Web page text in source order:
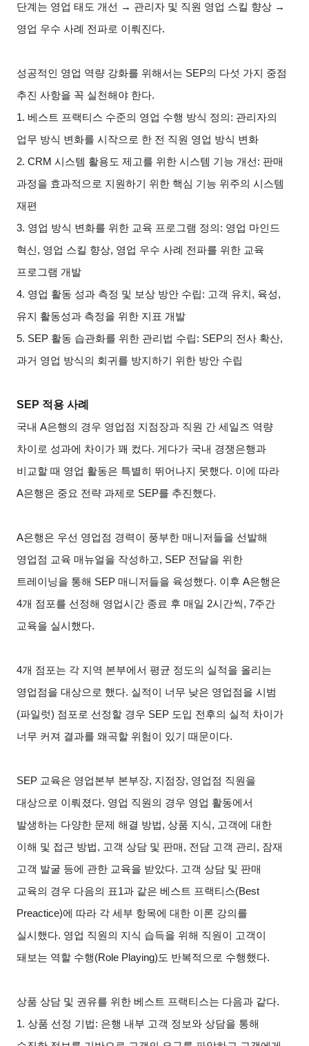
단계는 영업 태도 개선 → 관리자 및 직원 영업 스킬 향상 →
영업 우수 사례 전파로 이뤄진다.
성공적인 영업 역량 강화를 위해서는 SEP의 다섯 가지 중점
추진 사항을 꼭 실천해야 한다.
1.베스트 프랙티스 수준의 영업 수행 방식 정의: 관리자의
업무 방식 변화를 시작으로 한 전 직원 영업 방식 변화
2. CRM시스템 활용도 제고를 위한 시스템 기능 개선: 판매
과정을 효과적으로 지원하기 위한 핵심 기능 위주의 시스템
재편
3. 영업 방식 변화를 위한 교육 프로그램 정의: 영업 마인드
혁신, 영업 스킬 향상, 영업 우수 사례 전파를 위한 교육
프로그램 개발
4. 영업 활동 성과 측정 및 보상 방안 수립: 고객 유치, 육성,
유지 활동성과 측정을 위한 지표 개발
5. SEP 활동 습관화를 위한 관리법 수립: SEP의 전사 확산,
과거 영업 방식의 회귀를 방지하기 위한 방안 수립
SEP 적용 사례
국내 A은행의 경우 영업점 지점장과 직원 간 세일즈 역량
차이로 성과에 차이가 꽤 컸다. 게다가 국내 경쟁은행과
비교할 때 영업 활동은 특별히 뛰어나지 못했다. 이에 따라
A은행은 중요 전략 과제로 SEP를 추진했다.
A은행은 우선 영업점 경력이 풍부한 매니저들을 선발해
영업점 교육 매뉴얼을 작성하고, SEP 전달을 위한
트레이닝을 통해 SEP 매니저들을 육성했다. 이후 A은행은
4개 점포를 선정해 영업시간 종료 후 매일 2시간씩, 7주간
교육을 실시했다.
4개 점포는 각 지역 본부에서 평균 정도의 실적을 올리는
영업점을 대상으로 했다. 실적이 너무 낮은 영업점을 시범
(파일럿) 점포로 선정할 경우 SEP 도입 전후의 실적 차이가
너무 커져 결과를 왜곡할 위험이 있기 때문이다.
SEP 교육은 영업본부 본부장, 지점장, 영업점 직원을
대상으로 이뤄졌다. 영업 직원의 경우 영업 활동에서
발생하는 다양한 문제 해결 방법, 상품 지식, 고객에 대한
이해 및 접근 방법, 고객 상담 및 판매, 전담 고객 관리, 잠재
고객 발굴 등에 관한 교육을 받았다. 고객 상담 및 판매
교육의 경우 다음의 표1과 같은 베스트 프랙티스(Best
Preactice)에 따라 각 세부 항목에 대한 이론 강의를
실시했다. 영업 직원의 지식 습득을 위해 직원이 고객이
돼보는 역할 수행(Role Playing)도 반복적으로 수행했다.
상품 상담 및 권유를 위한 베스트 프랙티스는 다음과 같다.
1.상품 선정 기법: 은행 내부 고객 정보와 상담을 통해